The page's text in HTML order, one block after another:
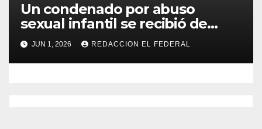
Un condenado por abuso
sexual infantil se recibió de
psicopedagogo dentro del
Servicio Penitenciario de La
Rioja
JUN 1, 2026 REDACCION EL FEDERAL